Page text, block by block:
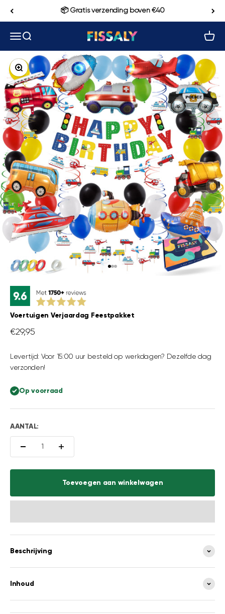
📦 Gratis verzending boven €40
Navigatiemenu openen
Zoeken openen Fissaly
In-/uitzoomen
Naar artikel 1
Naar artikel 2
Naar artikel 3
Voertuigen Verjaardag Feestpakket
Aanbiedingsprijs
€29,95
Levertijd: Voor 15:00 uur besteld op werkdagen? Dezelfde dag
verzonden!
Op voorraad
AANTAL:
Toevoegen aan winkelwagen
Beschrijving
Inhoud